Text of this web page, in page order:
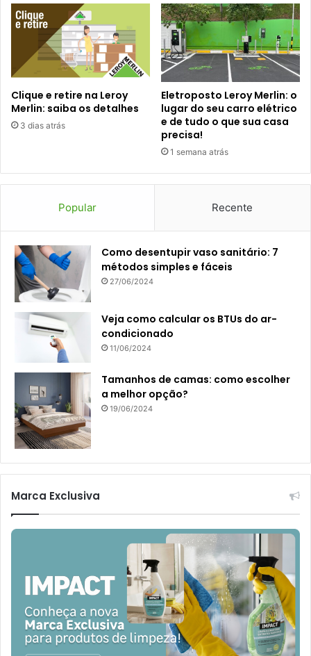
Clique e retire na Leroy
Merlin: saiba os detalhes
3 dias atrás
Eletroposto Leroy Merlin: o
lugar do seu carro elétrico
e de tudo o que sua casa
precisa!
1 semana atrás
Popular Recente
Como desentupir vaso sanitário: 7
métodos simples e fáceis
27/06/2024
Veja como calcular os BTUs do ar-
condicionado
11/06/2024
Tamanhos de camas: como escolher
a melhor opção?
19/06/2024
Marca Exclusiva